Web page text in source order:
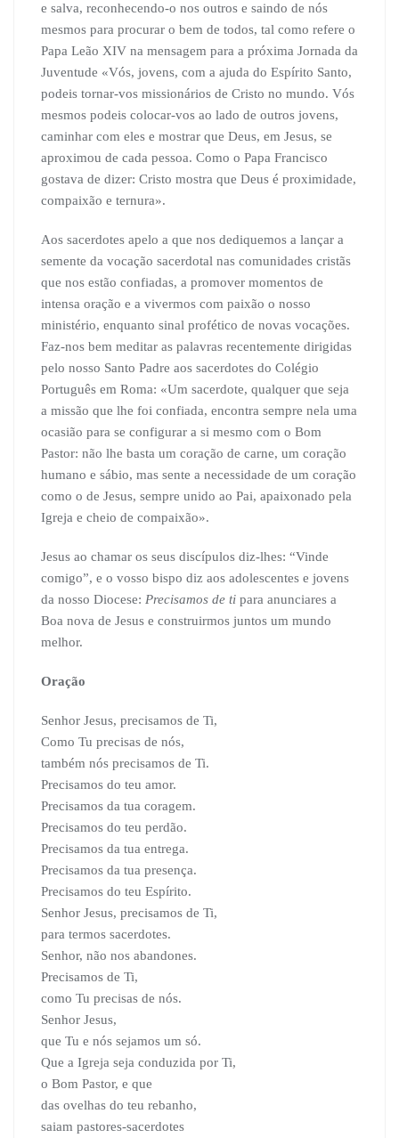
e salva, reconhecendo-o nos outros e saindo de nós
mesmos para procurar o bem de todos, tal como refere o
Papa Leão XIV na mensagem para a próxima Jornada da
Juventude «Vós, jovens, com a ajuda do Espírito Santo,
podeis tornar-vos missionários de Cristo no mundo. Vós
mesmos podeis colocar-vos ao lado de outros jovens,
caminhar com eles e mostrar que Deus, em Jesus, se
aproximou de cada pessoa. Como o Papa Francisco
gostava de dizer: Cristo mostra que Deus é proximidade,
compaixão e ternura».
Aos sacerdotes apelo a que nos dediquemos a lançar a
semente da vocação sacerdotal nas comunidades cristãs
que nos estão confiadas, a promover momentos de
intensa oração e a vivermos com paixão o nosso
ministério, enquanto sinal profético de novas vocações.
Faz-nos bem meditar as palavras recentemente dirigidas
pelo nosso Santo Padre aos sacerdotes do Colégio
Português em Roma: «Um sacerdote, qualquer que seja
a missão que lhe foi confiada, encontra sempre nela uma
ocasião para se configurar a si mesmo com o Bom
Pastor: não lhe basta um coração de carne, um coração
humano e sábio, mas sente a necessidade de um coração
como o de Jesus, sempre unido ao Pai, apaixonado pela
Igreja e cheio de compaixão».
Jesus ao chamar os seus discípulos diz-lhes: “Vinde
comigo”, e o vosso bispo diz aos adolescentes e jovens
da nosso Diocese: Precisamos de ti para anunciares a
Boa nova de Jesus e construirmos juntos um mundo
melhor.
Oração
Senhor Jesus, precisamos de Ti,
Como Tu precisas de nós,
também nós precisamos de Ti.
Precisamos do teu amor.
Precisamos da tua coragem.
Precisamos do teu perdão.
Precisamos da tua entrega.
Precisamos da tua presença.
Precisamos do teu Espírito.
Senhor Jesus, precisamos de Ti,
para termos sacerdotes.
Senhor, não nos abandones.
Precisamos de Ti,
como Tu precisas de nós.
Senhor Jesus,
que Tu e nós sejamos um só.
Que a Igreja seja conduzida por Ti,
o Bom Pastor, e que
das ovelhas do teu rebanho,
saiam pastores-sacerdotes